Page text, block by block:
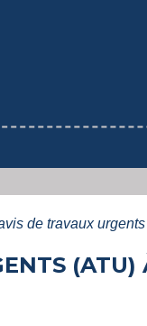
de travaux
(ATU)